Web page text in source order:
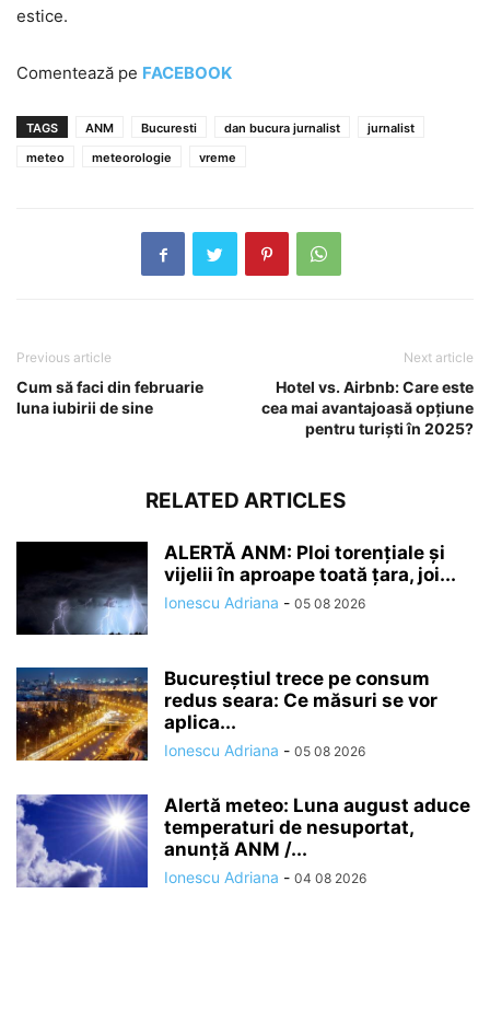
estice.
Comentează pe FACEBOOK
TAGS ANM Bucuresti dan bucura jurnalist
jurnalist
meteo
meteorologie vreme
Previous article
Cum să faci din februarie
luna iubirii de sine
Next article
Hotel vs. Airbnb: Care este
cea mai avantajoasă opțiune
pentru turiști în 2025?
RELATED ARTICLES
ALERTĂ ANM: Ploi torențiale și
vijelii în aproape toată țara, joi...
Ionescu Adriana - 05 08 2026
Bucureștiul trece pe consum
redus seara: Ce măsuri se vor
aplica...
Ionescu Adriana - 05 08 2026
Alertă meteo: Luna august aduce
temperaturi de nesuportat,
anunță ANM /...
Ionescu Adriana - 04 08 2026